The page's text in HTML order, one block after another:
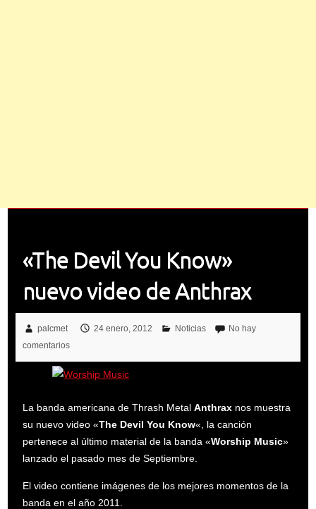
«The Devil You Know»
nuevo video de Anthrax
palcmet 24 enero, 2012 Noticias
No hay
comentarios
La banda americana de Thrash Metal Anthraxnos muestra
su nuevo video «The Devil You Know«, la canción
pertenece al último material de la banda «Worship Music»
lanzado el pasado mes de Septiembre.
El video contiene imágenes de los mejores momentos de la
banda en el año 2011.